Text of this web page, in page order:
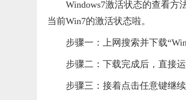
Windows7激活状态的查看方
当前Win7的激活状态啦。
步骤一：上网搜索并下载
步骤二：下载完成后，直接
步骤三：接着点击任意键继续